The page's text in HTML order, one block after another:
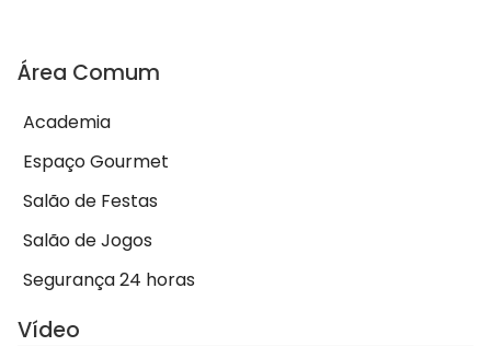
Área Comum
Academia
Espaço Gourmet
Salão de Festas
Salão de Jogos
Segurança 24 horas
Vídeo